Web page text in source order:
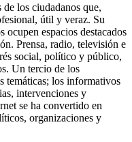
los ciudadanos que,
útil y veraz. Su
ocupen espacios destacados
Prensa, radio, televisión e
social, político y público,
Un tercio de los
temáticas; los informativos
intervenciones y
se ha convertido en
organizaciones y